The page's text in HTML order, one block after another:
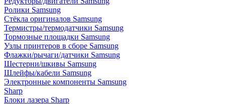
Ролики Samsung
Стёкла оригиналов Samsung
Термистры/термодатчики Samsung
Тормозные площадки Samsung
Узлы принтеров в сборе Samsung
Флажки/рычаги/датчики Samsung
Шестерни/шкивы Samsung
Шлейфы/кабели Samsung
Электронные компоненты Samsung
Sharp
Блоки лазера Sharp